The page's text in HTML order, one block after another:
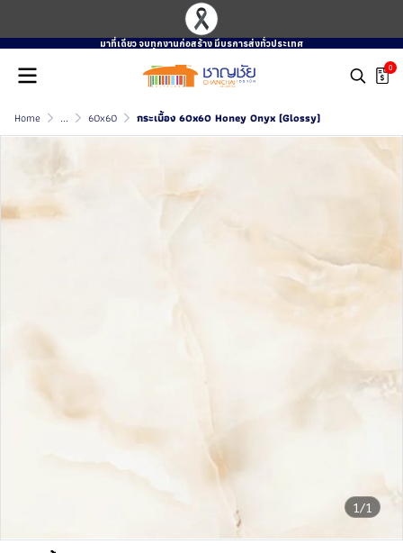
มาที่เดียว จบทุกงานก่อสร้าง มีบรการส่งทั่วประเทศ
0
Home ... 60x60 กระเบื้อง 60x60 Honey Onyx (Glossy)
1/1